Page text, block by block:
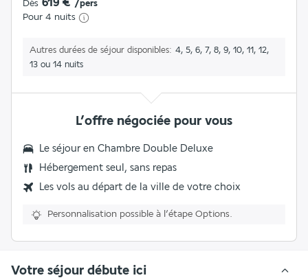
Dès
/pers
Pour 4 nuits
Autres durées de séjour disponibles
4, 5, 6, 7, 8, 9, 10, 11, 12,
13 ou 14 nuits
L’offre négociée pour vous
Le séjour en Chambre Double Deluxe
Hébergement seul, sans repas
Les vols au départ de la ville de votre choix
Personnalisation possible à l’étape Options.
Votre séjour débute ici